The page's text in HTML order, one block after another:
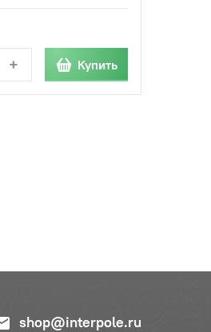
+ Купить
shop@interpole.ru